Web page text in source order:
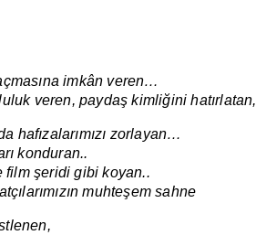
imkân veren…
veren, paydaş kimliğini hatırlatan,
hafızalarımızı zorlayan…
konduran..
film şeridi gibi koyan..
muhteşem sahne